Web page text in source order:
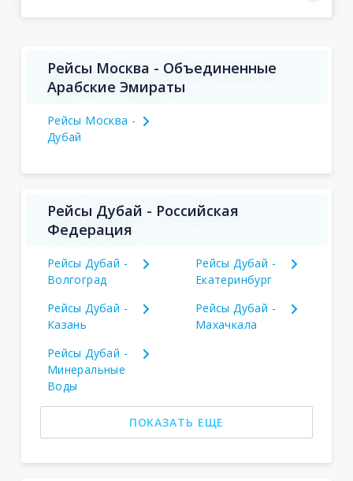
Рейсы Москва - Объединенные
Арабские Эмираты
Рейсы Москва -
Дубай
Рейсы Дубай - Российская
Федерация
Рейсы Дубай -
Волгоград
Рейсы Дубай -
Екатеринбург
Рейсы Дубай -
Казань
Рейсы Дубай -
Махачкала
Рейсы Дубай -
Минеральные
Воды
ПОКАЗАТЬ ЕЩЕ